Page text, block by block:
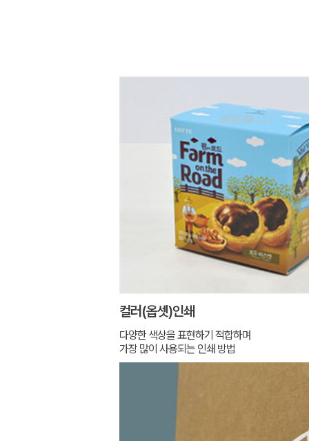
컬러(옵셋)인쇄
다양한 색상을 표현하기 적합하며
가장 많이 사용되는 인쇄 방법